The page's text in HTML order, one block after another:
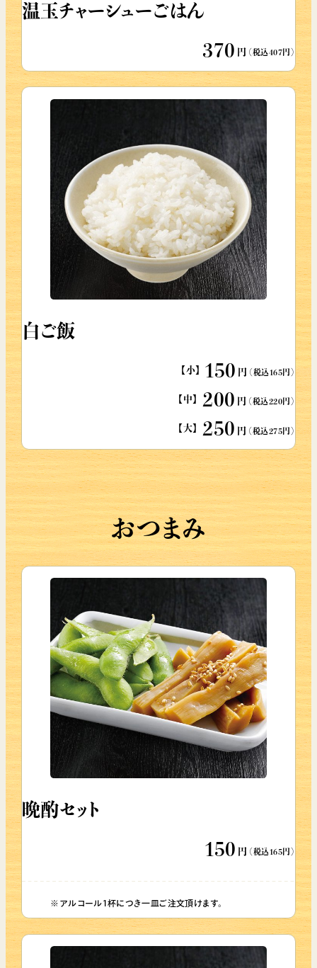
温玉チャーシューごはん
370 円 （税込407円）
白ご飯
【小】 150 円 （税込165円）
【中】 200 円 （税込220円）
【大】 250 円 （税込275円）
おつまみ
晩酌セット
150 円 （税込165円）
アルコール1杯につき一皿ご注文頂けます。